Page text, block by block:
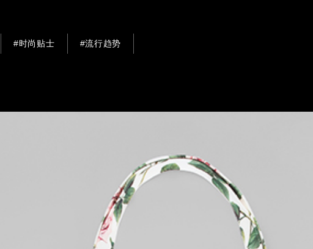
#时尚贴士 #流行趋势
This website uses cookies
advertising and social media partners who may combine it with other
Privacy Policy